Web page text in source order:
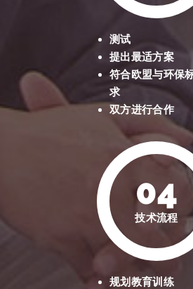
测试
提出最适方案
符合欧盟与环保
求
双方进行合作
04
技术流程
规划教育训练